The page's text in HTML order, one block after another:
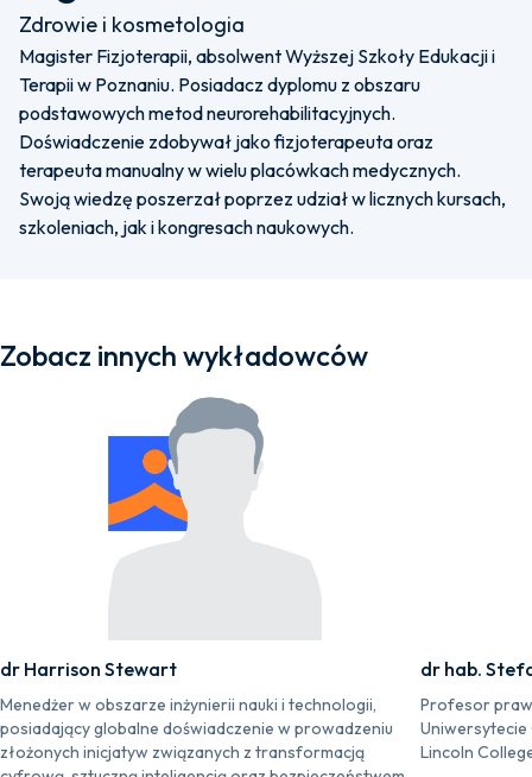
Zdrowie i kosmetologia
Magister Fizjoterapii, absolwent Wyższej Szkoły Edukacji i
Terapii w Poznaniu. Posiadacz dyplomu z obszaru
podstawowych metod neurorehabilitacyjnych.
Doświadczenie zdobywał jako fizjoterapeuta oraz
terapeuta manualny w wielu placówkach medycznych.
Swoją wiedzę poszerzał poprzez udział w licznych kursach,
szkoleniach, jak i kongresach naukowych.
Zobacz innych wykładowców
dr Harrison Stewart
Menedżer w obszarze inżynierii nauki i technologii,
posiadający globalne doświadczenie w prowadzeniu
złożonych inicjatyw związanych z transformacją
dr hab.
Profesor
Lincoln